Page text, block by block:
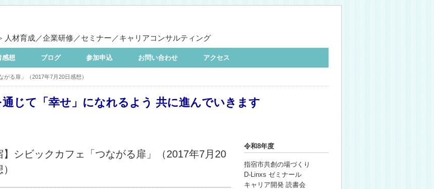
材育成／企業研修／セミナー／キャリアコンサルティング
感想 ブログ 参加申込 お問い合わせ アクセス
る扉」（2017年7月20日感想）
じて「幸せ」になれるよう 共に進んでいきます
】シビックカフェ「つながる扉」（2017年7月20
令和8年度
指宿市共創の場づくり
D-Linxs ゼミナール
キャリア開発 読書会